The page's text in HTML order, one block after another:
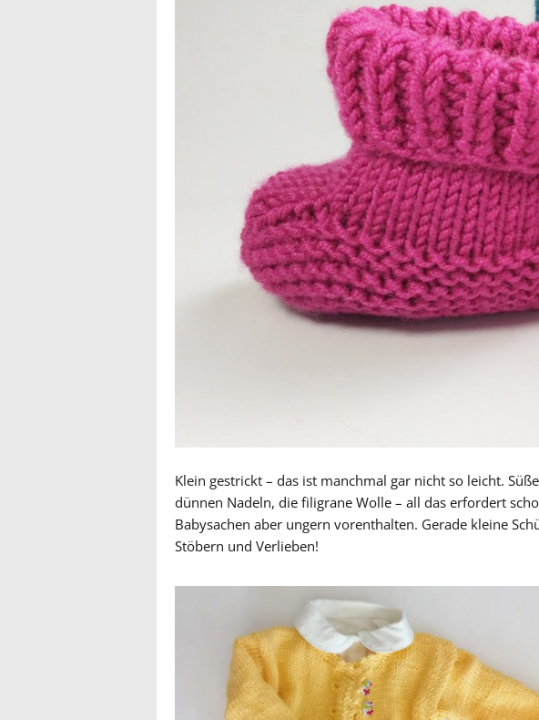
Klein gestrickt – das ist manchmal gar nicht so leicht.
dünnen Nadeln, die filigrane Wolle – all das erfordert
Babysachen aber ungern vorenthalten. Gerade kleine
Stöbern und Verlieben!